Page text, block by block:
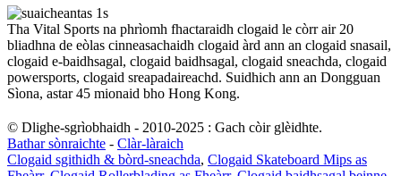
Tha Vital Sports na phrìomh fhactaraidh clogaid le còrr air 20
bliadhna de eòlas cinneasachaidh clogaid àrd ann an clogaid snasail,
clogaid e-baidhsagal, clogaid baidhsagal, clogaid sneachda, clogaid
powersports, clogaid sreapadaireachd. Suidhich ann an Dongguan
Sìona, astar 45 mionaid bho Hong Kong.
© Dlighe-sgrìobhaidh - 2010-2025 : Gach còir glèidhte.
Bathar sònraichte - Clàr-làraich
Clogaid sgithidh & bòrd-sneachda, Clogaid Skateboard Mips as